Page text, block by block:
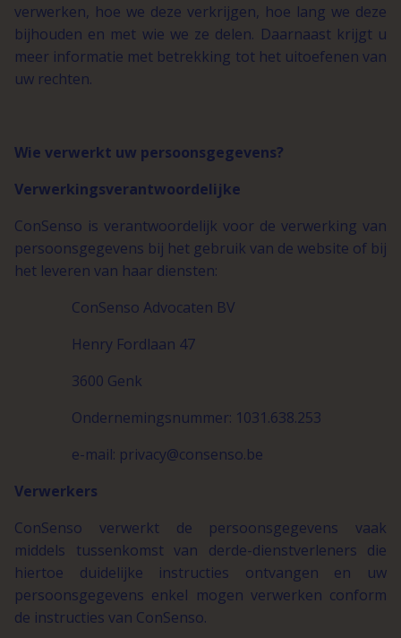
verwerken, hoe we deze verkrijgen, hoe lang we deze
bijhouden en met wie we ze delen. Daarnaast krijgt u
meer informatie met betrekking tot het uitoefenen van
uw rechten.
Wie verwerkt uw persoonsgegevens?
Verwerkingsverantwoordelijke
ConSenso is verantwoordelijk voor de verwerking van
persoonsgegevens bij het gebruik van de website of bij
het leveren van haar diensten:
ConSenso Advocaten BV
Henry Fordlaan 47
3600 Genk
Ondernemingsnummer: 1031.638.253
e-mail: privacy@consenso.be
Verwerkers
ConSenso verwerkt de persoonsgegevens vaak
middels tussenkomst van derde-dienstverleners die
hiertoe duidelijke instructies ontvangen en uw
persoonsgegevens enkel mogen verwerken conform
de instructies van ConSenso.